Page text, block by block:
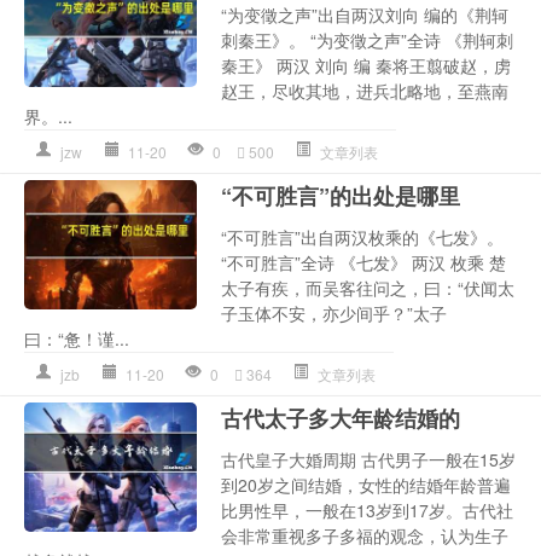
“为变徵之声”出自两汉刘向 编的《荆轲
刺秦王》。 “为变徵之声”全诗 《荆轲刺
秦王》 两汉 刘向 编 秦将王翦破赵，虏
赵王，尽收其地，进兵北略地，至燕南
界。...
jzw 11-20 0 500 文章列表
“不可胜言”的出处是哪里
“不可胜言”出自两汉枚乘的《七发》。
“不可胜言”全诗 《七发》 两汉 枚乘 楚
太子有疾，而吴客往问之，曰：“伏闻太
子玉体不安，亦少间乎？”太子
曰：“惫！谨...
jzb 11-20 0 364 文章列表
古代太子多大年龄结婚的
古代皇子大婚周期 古代男子一般在15岁
到20岁之间结婚，女性的结婚年龄普遍
比男性早，一般在13岁到17岁。古代社
会非常重视多子多福的观念，认为生子